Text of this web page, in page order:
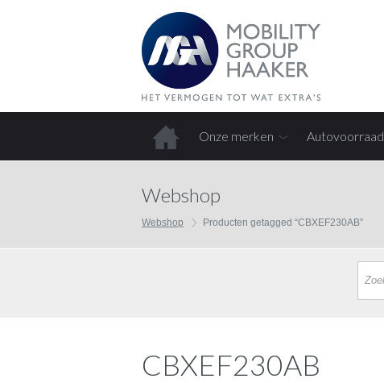
Onze merken Autovoorraad
Webshop
Webshop Producten getagged “CBXEF230AB”
CBXEF230AB